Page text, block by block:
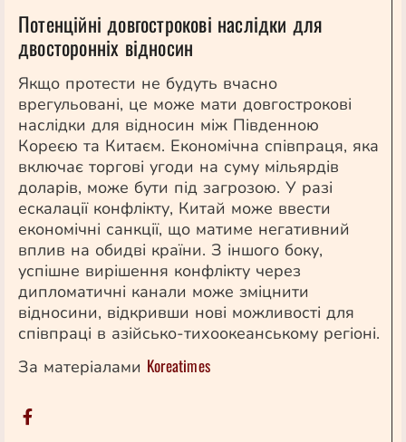
Потенційні довгострокові наслідки для
двосторонніх відносин
Якщо протести не будуть вчасно
врегульовані, це може мати довгострокові
наслідки для відносин між Південною
Кореєю та Китаєм. Економічна співпраця, яка
включає торгові угоди на суму мільярдів
доларів, може бути під загрозою. У разі
ескалації конфлікту, Китай може ввести
економічні санкції, що матиме негативний
вплив на обидві країни. З іншого боку,
успішне вирішення конфлікту через
дипломатичні канали може зміцнити
відносини, відкривши нові можливості для
співпраці в азійсько-тихоокеанському регіоні.
За матеріалами Koreatimes